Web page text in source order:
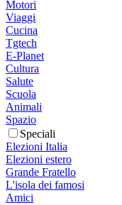
Motori
Viaggi
Cucina
Tgtech
E-Planet
Cultura
Salute
Scuola
Animali
Spazio
Speciali
Elezioni Italia
Elezioni estero
Grande Fratello
L'isola dei famosi
Amici